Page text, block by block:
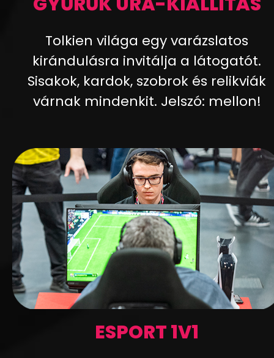
Tolkien világa egy varázslatos
kirándulásra invitálja a látogatót.
Sisakok, kardok, szobrok és relikviák
várnak mindenkit. Jelszó: mellon!
ESPORT 1V1